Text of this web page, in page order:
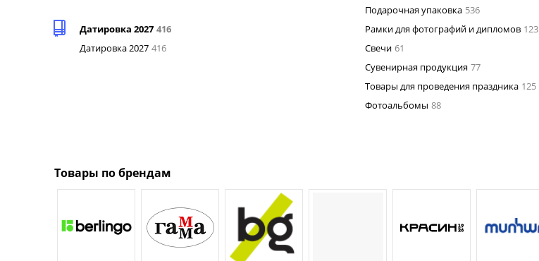
Датировка 2027 416
Датировка 2027 416
Подарочная упаковка 536
Рамки для фотографий и дипломов 123
Свечи 61
Сувенирная продукция 77
Товары для проведения праздника 125
Фотоальбомы 88
Товары по брендам